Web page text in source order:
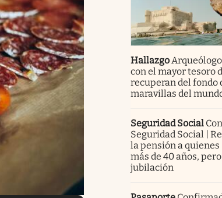
Hallazgo
con el mayor tesoro
recuperan del fondo
maravillas del
Seguridad Social
Seguridad Social |
la pensión a
más de 40 años,
jubilación